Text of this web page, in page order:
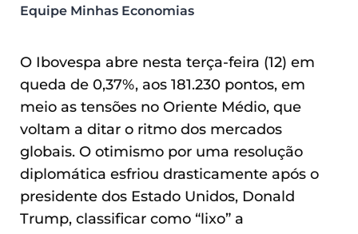
Equipe Minhas Economias
O Ibovespa abre nesta terça-feira (12) em
queda de 0,37%, aos 181.230 pontos, em
meio as tensões no Oriente Médio, que
voltam a ditar o ritmo dos mercados
globais. O otimismo por uma resolução
diplomática esfriou drasticamente após o
presidente dos Estado Unidos, Donald
Trump, classificar como “lixo” a